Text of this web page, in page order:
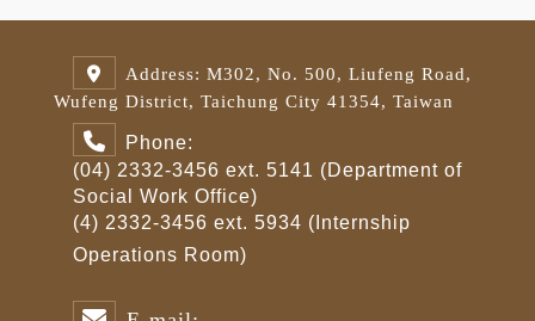
Address: M302, No. 500, Liufeng Road,
Wufeng District, Taichung City 41354, Taiwan
Phone:
(04) 2332-3456 ext. 5141 (Department of
Social Work Office)
(4) 2332-3456 ext. 5934 (Internship
Operations Room)